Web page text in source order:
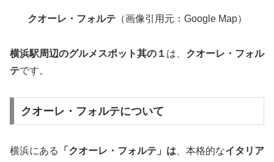
クオーレ・フォルテ（画像引用元：Google Map）
横浜駅周辺のグルメスポット其の１ は、 クオーレ・フォル
テです。
クオーレ・フォルテについて
横浜にある 「クオーレ・フォルテ」は、本格的なイタリア